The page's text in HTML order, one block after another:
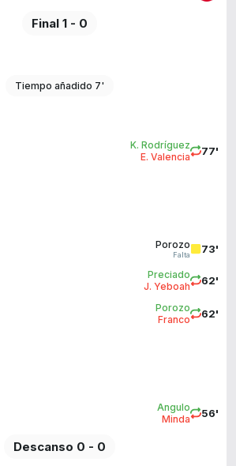
Final 1 - 0
Tiempo añadido 7'
77'
K. Rodríguez
E. Valencia
73'
Porozo
Falta
62'
Preciado
J. Yeboah
62'
Porozo
Franco
56'
Angulo
Minda
Descanso 0 - 0